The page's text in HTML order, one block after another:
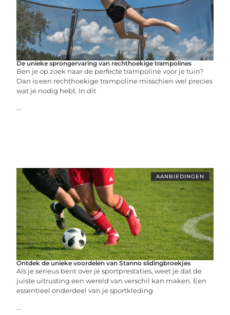
De unieke sprongervaring van rechthoekige trampolines
Ben je op zoek naar de perfecte trampoline voor je tuin?
Dan is een rechthoekige trampoline misschien wel precies
wat je nodig hebt. In dit
...
AANBIEDINGEN
Ontdek de unieke voordelen van Stanno slidingbroekjes
Als je serieus bent over je sportprestaties, weet je dat de
juiste uitrusting een wereld van verschil kan maken. Een
essentieel onderdeel van je sportkleding
...